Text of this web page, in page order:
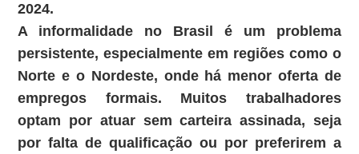
2024.
A informalidade no Brasil é um problema
persistente, especialmente em regiões como o
Norte e o Nordeste, onde há menor oferta de
empregos formais. Muitos trabalhadores
optam por atuar sem carteira assinada, seja
por falta de qualificação ou por preferirem a